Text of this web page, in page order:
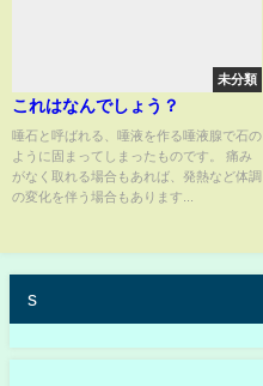
未分類
これはなんでしょう？
唾石と呼ばれる、唾液を作る唾液腺で石の
ように固まってしまったものです。 痛み
がなく取れる場合もあれば、発熱など体調
の変化を伴う場合もあります...
s